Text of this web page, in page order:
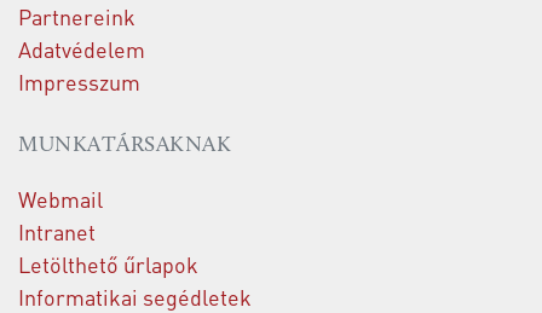
Partnereink
Adatvédelem
Impresszum
MUNKATÁRSAKNAK
Webmail
Intranet
Letölthető űrlapok
Informatikai segédletek